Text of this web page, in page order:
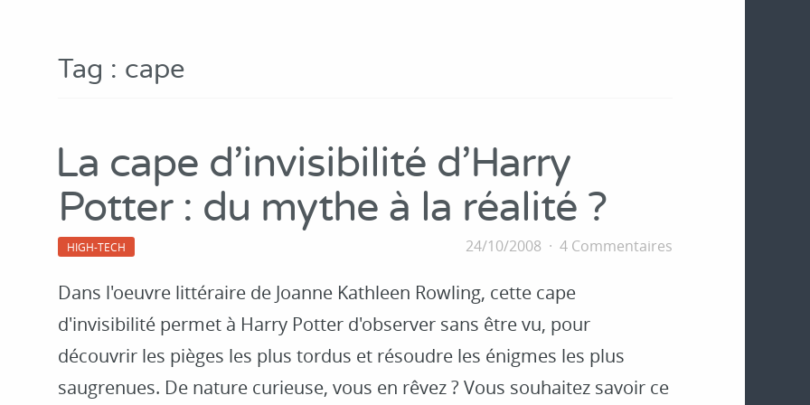
Tag : cape
La cape d'invisibilité d'Harry
Potter : du mythe à la réalité ?
HIGH-TECH 24/10/2008 4 Commentaires
Dans l'oeuvre littéraire de Joanne Kathleen Rowling, cette cape
d'invisibilité permet à Harry Potter d'observer sans être vu, pour
découvrir les pièges les plus tordus et résoudre les énigmes les plus
saugrenues. De nature curieuse, vous en rêvez ? Vous souhaitez savoir ce